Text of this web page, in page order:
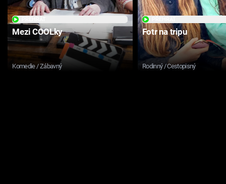
Mezi COOLky
Komedie / Zábavný
Fotr na tripu
Rodinný / Cestopisný